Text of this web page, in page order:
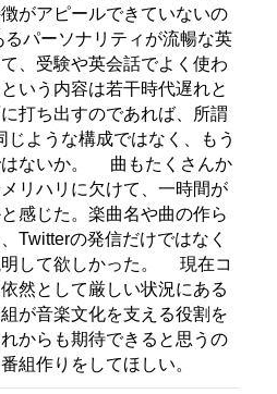
がアピールできていないの
パーソナリティが流暢な英
、受験や英会話でよく使わ
いう内容は若干時代遅れと
打ち出すのであれば、所謂
じような構成ではなく、もう
ないか。
曲もたくさんか
リハリに欠けて、一時間が
感じた。楽曲名や曲の作ら
Twitterの発信だけではなく
して欲しかった。
現在コ
然として厳しい状況にある
が音楽文化を支える役割を
からも期待できると思うの
組作りをしてほしい。